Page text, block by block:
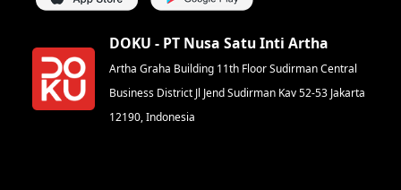
DOKU - PT Nusa Satu Inti Artha
Artha Graha Building 11th Floor Sudirman Central
Business District Jl Jend Sudirman Kav 52-53 Jakarta
12190, Indonesia